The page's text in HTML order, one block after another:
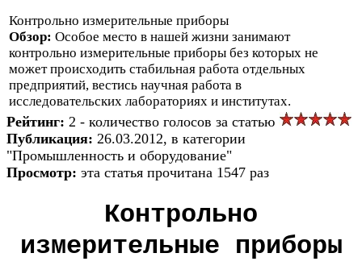
Контрольно измерительные приборы
Обзор: Особое место в нашей жизни занимают
контрольно измерительные приборы без которых не
может происходить стабильная работа отдельных
предприятий, вестись научная работа в
исследовательских лабораториях и институтах.
Рейтинг: 2 - количество голосов за статью
Публикация: 26.03.2012, в категории
"Промышленность и оборудование"
Просмотр: эта статья прочитана 1547 раз
Контрольно
измерительные приборы